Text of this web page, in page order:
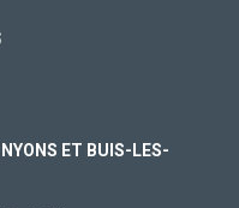
ET BUIS-LES-